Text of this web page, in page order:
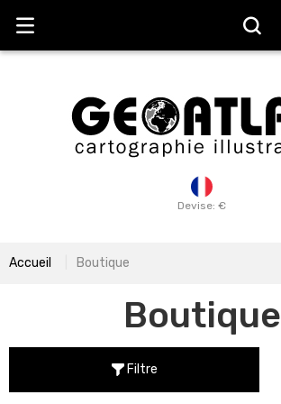
Devise: €
Accueil Boutique
Boutique
Filtre